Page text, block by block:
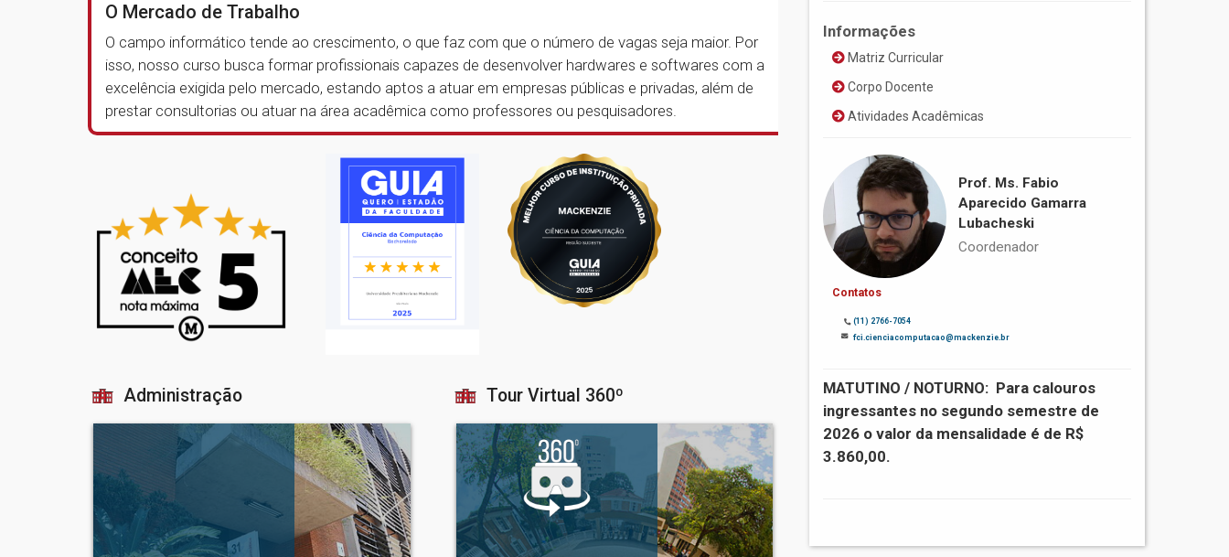
O Mercado de Trabalho
O campo informático tende ao crescimento, o que faz com que o número de vagas seja maior. Por
isso, nosso curso busca formar profissionais capazes de desenvolver hardwares e softwares com a
excelência exigida pelo mercado, estando aptos a atuar em empresas públicas e privadas, além de
prestar consultorias ou atuar na área acadêmica como professores ou pesquisadores.
Administração Tour Virtual 360º
Informações
Matriz Curricular
Corpo Docente
Atividades Acadêmicas
Prof. Ms. Fabio
Aparecido Gamarra
Lubacheski
Coordenador
Contatos
(11) 2766-7054
fci.cienciacomputacao@mackenzie.br
MATUTINO / NOTURNO: Para calouros
ingressantes no segundo semestre de
2026 o valor da mensalidade é de R$
3.860,00.